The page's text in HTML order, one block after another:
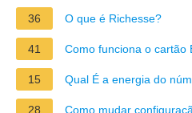
36 O que é Richesse?
41 Como funciona o cartão
15 Qual É a energia do
28 Como mudar